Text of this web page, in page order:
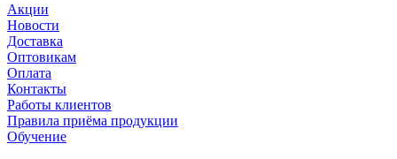
Акции
Новости
Доставка
Оптовикам
Оплата
Контакты
Работы клиентов
Правила приёма продукции
Обучение